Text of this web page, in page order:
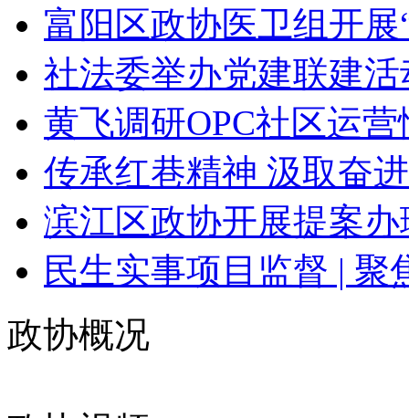
富阳区政协医卫组开
社法委举办党建联建活
黄飞调研OPC社区运营
传承红巷精神 汲取奋
滨江区政协开展提案
民生实事项目监督 | 聚
政协概况